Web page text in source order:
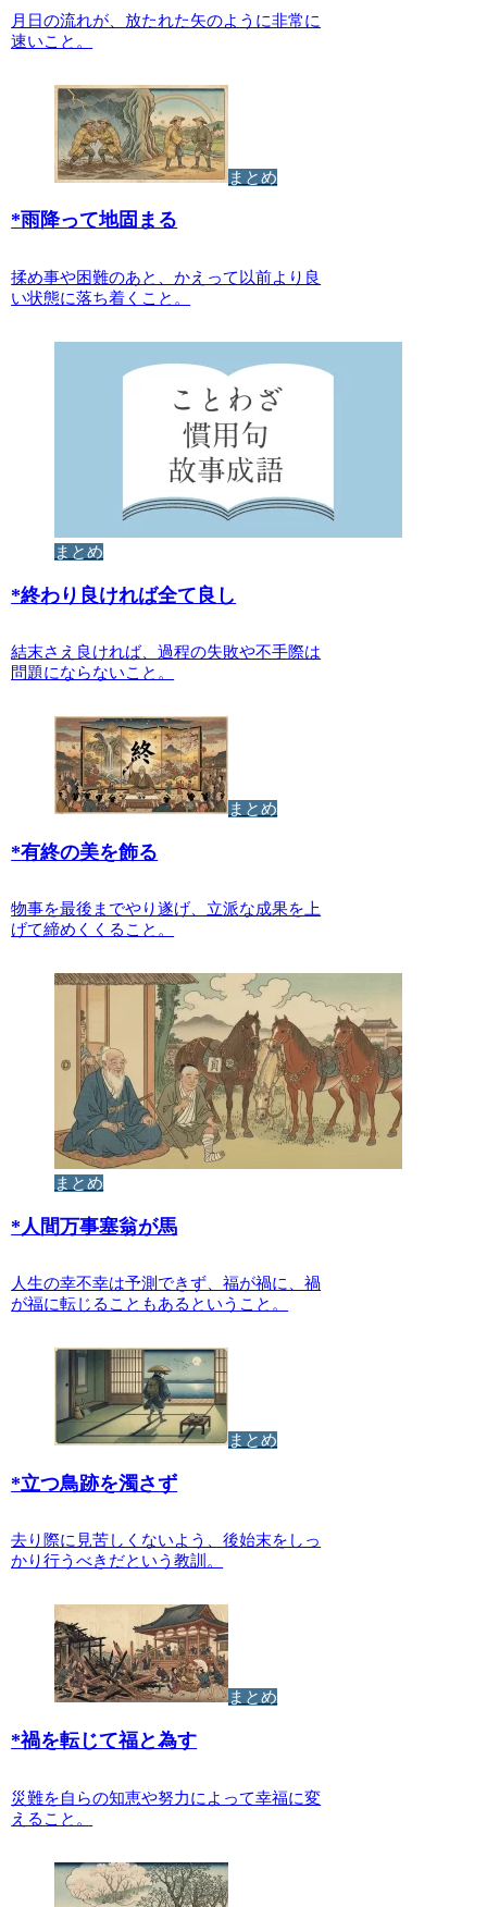
月日の流れが、放たれた矢のように非常に
速いこと。
まとめ
*雨降って地固まる
揉め事や困難のあと、かえって以前より良
い状態に落ち着くこと。
まとめ
*終わり良ければ全て良し
結末さえ良ければ、過程の失敗や不手際は
問題にならないこと。
まとめ
*有終の美を飾る
物事を最後までやり遂げ、立派な成果を上
げて締めくくること。
まとめ
* 人間万事塞翁が馬
人生の幸不幸は予測できず、福が禍に、禍
が福に転じることもあるということ。
まとめ
*立つ鳥跡を濁さず
去り際に見苦しくないよう、後始末をしっ
かり行うべきだという教訓。
まとめ
*禍を転じて福と為す
災難を自らの知恵や努力によって幸福に変
えること。